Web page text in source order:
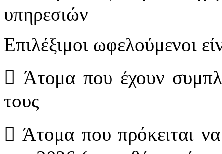
υπηρεσιών
Επιλέξιμοι ωφελούμενοι
 Άτομα που έχουν
τους
 Άτομα που πρόκειται